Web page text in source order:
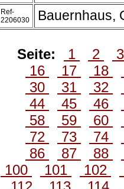
Ref-
2206030
Bauernhaus,
Seite: 1 2
16
17 18
30
31 32
44
45 46
58
59 60
72
73 74
86
87 88
100
101 102